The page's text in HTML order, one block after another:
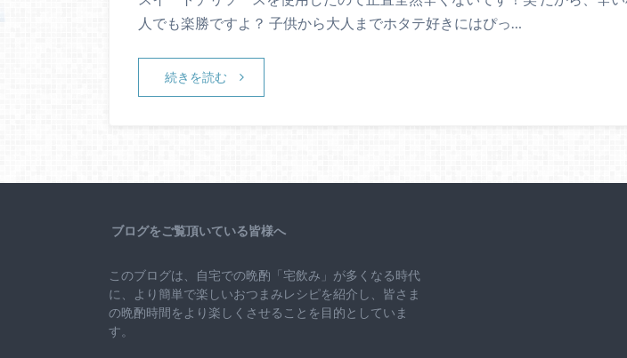
人でも楽勝ですよ？ 子供から大人までホタテ好きにはぴっ…
続きを読む
ブログをご覧頂いている皆様へ
このブログは、自宅での晩酌「宅飲み」が多くなる時代
に、より簡単で楽しいおつまみレシピを紹介し、皆さま
の晩酌時間をより楽しくさせることを目的としていま
す。